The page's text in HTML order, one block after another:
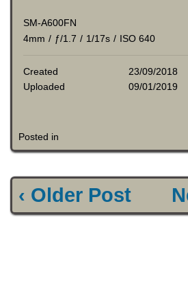
SM-A600FN
4mm / ƒ/1.7 / 1/17s / ISO 640
Created
23/09/2018
Uploaded
09/01/2019
Posted in
‹ Older Post